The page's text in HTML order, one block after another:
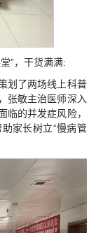
”，干货满满:
划了两场线上科普
张敏主治医师深入
临的并发症风险，
家长树立“慢病管